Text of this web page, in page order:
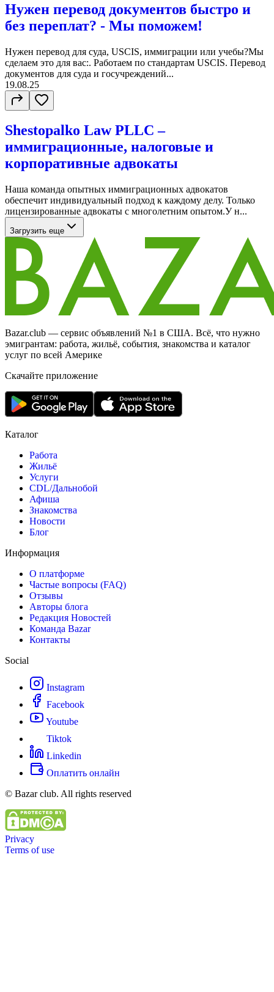
Нужен перевод документов быстро и
без переплат? - Мы поможем!
Нужен перевод для суда, USCIS, иммиграции или учебы?Мы
сделаем это для вас:. Работаем по стандартам USCIS. Перевод
документов для суда и госучреждений...
19.08.25
Shestopalko Law PLLC –
иммиграционные, налоговые и
корпоративные адвокаты
Наша команда опытных иммиграционных адвокатов
обеспечит индивидуальный подход к каждому делу. Только
лицензированные адвокаты с многолетним опытом.У н...
Загрузить еще
Bazar.club — сервис объявлений №1 в США. Всё, что нужно
эмигрантам: работа, жильё, события, знакомства и каталог
услуг по всей Америке
Скачайте приложение
Каталог
Работа
Жильё
Услуги
CDL/Дальнобой
Афиша
Знакомства
Новости
Блог
Информация
О платформе
Частые вопросы (FAQ)
Отзывы
Авторы блога
Редакция Новостей
Команда Bazar
Контакты
Social
Instagram
Facebook
Youtube
Tiktok
Linkedin
Оплатить онлайн
© Bazar club. All rights reserved
Privacy
Terms of use